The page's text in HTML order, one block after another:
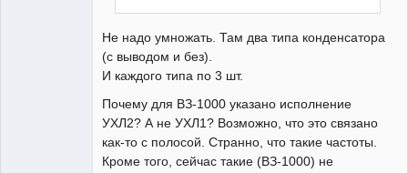
Не надо умножать. Там два типа конденсатора
(с выводом и без).
И каждого типа по 3 шт.
Почему для ВЗ-1000 указано исполнение
УХЛ2? А не УХЛ1? Возможно, что это связано
как-то с полосой. Странно, что такие частоты.
Кроме того, сейчас такие (ВЗ-1000) не